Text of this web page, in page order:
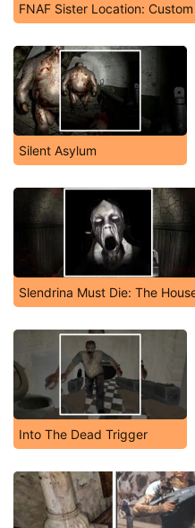
FNAF Sister Location:
Silent Asylum
Slendrina Must Die: The
Into The Dead Trigger